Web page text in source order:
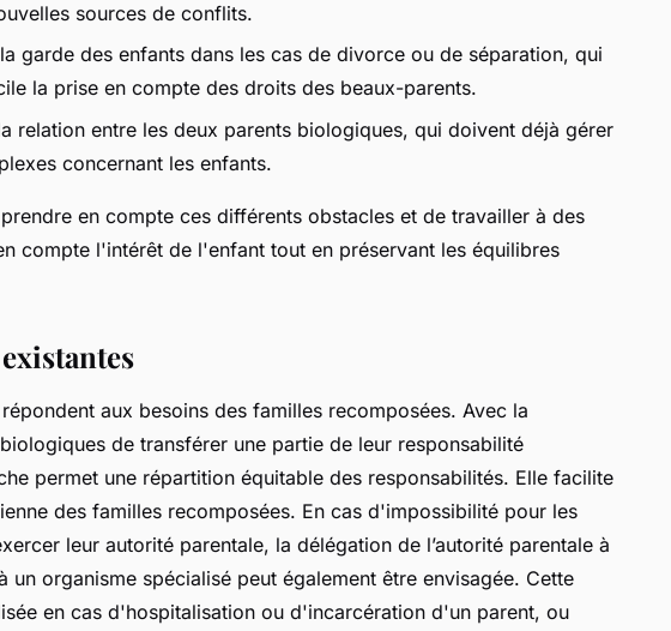
sources de conflits.
garde des enfants dans les cas de divorce ou de séparation, qui
la prise en compte des droits des beaux-parents.
relation entre les deux parents biologiques, qui doivent déjà gérer
concernant les enfants.
en compte ces différents obstacles et de travailler à des
compte l'intérêt de l'enfant tout en préservant les équilibres
aux besoins des familles recomposées. Avec la
de transférer une partie de leur responsabilité
permet une répartition équitable des responsabilités. Elle facilite
des familles recomposées. En cas d'impossibilité pour les
leur autorité parentale, la délégation de l’autorité parentale à
un organisme spécialisé peut également être envisagée. Cette
en cas d'hospitalisation ou d'incarcération d'un parent, ou